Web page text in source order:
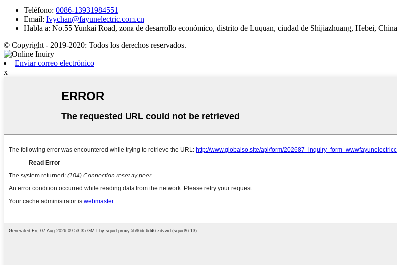
Teléfono: 0086-13931984551
Email: Ivychan@fayunelectric.com.cn
Habla a: No.55 Yunkai Road, zona de desarrollo económico, distrito de Luquan, ciudad de Shijiazhuang, Hebei, China
© Copyright - 2019-2020: Todos los derechos reservados.
Enviar correo electrónico
x